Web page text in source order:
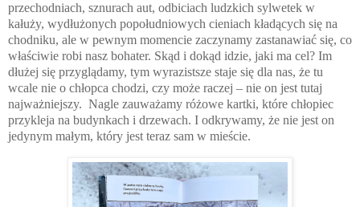
przechodniach, sznurach aut, odbiciach ludzkich sylwetek w
kałuży, wydłużonych popołudniowych cieniach kładących się na
chodniku, ale w pewnym momencie zaczynamy zastanawiać się, co
właściwie robi nasz bohater. Skąd i dokąd idzie, jaki ma cel? Im
dłużej się przyglądamy, tym wyrazistsze staje się dla nas, że tu
wcale nie o chłopca chodzi, czy może raczej – nie on jest tutaj
najważniejszy. Nagle zauważamy różowe kartki, które chłopiec
przykleja na budynkach i drzewach. I odkrywamy, że nie jest on
jedynym małym, który jest teraz sam w mieście.